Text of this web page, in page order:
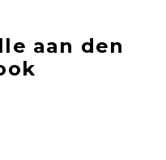
aan den